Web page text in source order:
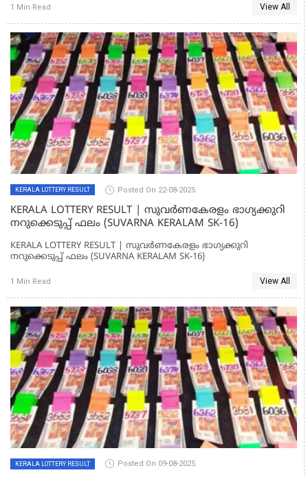
1 Min Read View All
KERALA LOTTERY RESULT Posted On 22-08-2025
KERALA LOTTERY RESULT | സുവര്‍ണകേരളം ഭാഗ്യക്കുറി
നറുക്കെടുപ്പ് ഫലം (SUVARNA KERALAM SK-16)
KERALA LOTTERY RESULT | സുവര്‍ണകേരളം ഭാഗ്യക്കുറി
നറുക്കെടുപ്പ് ഫലം (SUVARNA KERALAM SK-16)
1 Min Read View All
KERALA LOTTERY RESULT Posted On 09-08-2025